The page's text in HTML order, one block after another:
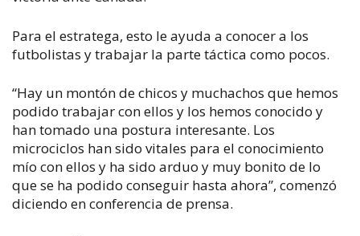
Para el estratega, esto le ayuda a conocer a los
futbolistas y trabajar la parte táctica como pocos.
“Hay un montón de chicos y muchachos que hemos
podido trabajar con ellos y los hemos conocido y
han tomado una postura interesante. Los
microciclos han sido vitales para el conocimiento
mío con ellos y ha sido arduo y muy bonito de lo
que se ha podido conseguir hasta ahora”, comenzó
diciendo en conferencia de prensa.